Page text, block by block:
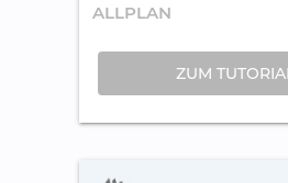
ALLPLAN
ZUM